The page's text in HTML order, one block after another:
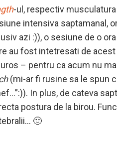
-ul, respectiv
intensiva saptamanal,
azi :)), o sesiune de o
au fost intetresati de
– pentru ca acum nu
(mi-ar fi rusine sa le spun
In plus, de cateva
postura de la birou.
🙂